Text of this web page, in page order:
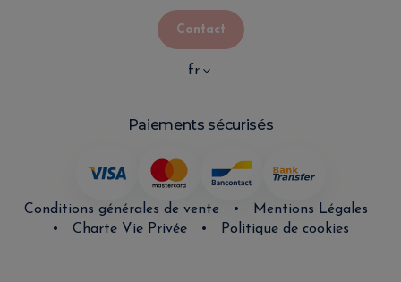
Contact
fr
Paiements sécurisés
Conditions générales de vente • Mentions Légales
• Charte Vie Privée • Politique de cookies